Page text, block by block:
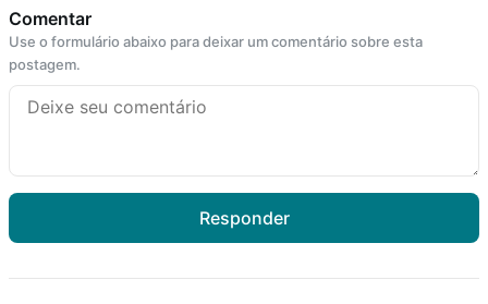
Comentar
Use o formulário abaixo para deixar um comentário sobre esta
postagem.
Responder